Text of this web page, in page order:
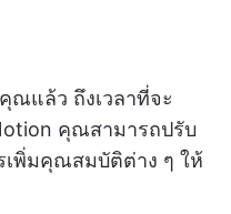
แล้ว ถึงเวลาที่จะ
คุณสามารถปรับ
พิ่มคุณสมบัติต่าง ๆ ให้